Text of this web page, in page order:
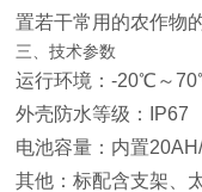
置若干常用的农作物
三、技术参数
运行环境：-20℃～
外壳防水等级：IP67
电池容量：内置
其他：标配含支架、